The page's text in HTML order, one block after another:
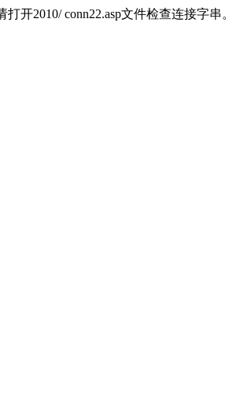
开2010/ conn22.asp文件检查连接字串。